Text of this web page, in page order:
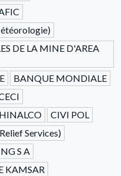
DE LA MINE D'AREA
BANQUE MONDIALE
CIVI POL
Services)
S A
KAMSAR